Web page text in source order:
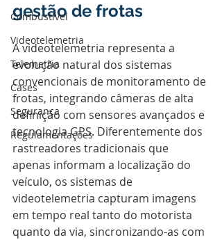
Combustível
Videotelemetria
Telemetria
Cases
Segurança
Regulamentações
gestão de frotas
A videotelemetria representa a
evolução natural dos sistemas
convencionais de monitoramento de
frotas, integrando câmeras de alta
definição com sensores avançados e
tecnologia GPS. Diferentemente dos
rastreadores tradicionais que
apenas informam a localização do
veículo, os sistemas de
videotelemetria capturam imagens
em tempo real tanto do motorista
quanto da via, sincronizando-as com